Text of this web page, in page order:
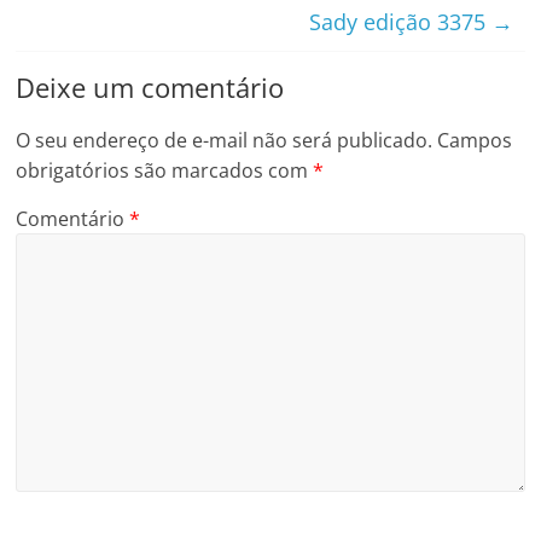
Sady edição 3375 →
Deixe um comentário
O seu endereço de e-mail não será publicado. Campos
obrigatórios são marcados com*
Comentário*